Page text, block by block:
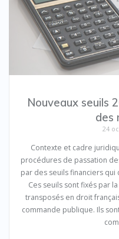
Nouveaux seuils
des
24
Contexte et cadre
procédures de passation
par des seuils financiers
Ces seuils sont fixés par
transposés en droit
commande publique. Ils